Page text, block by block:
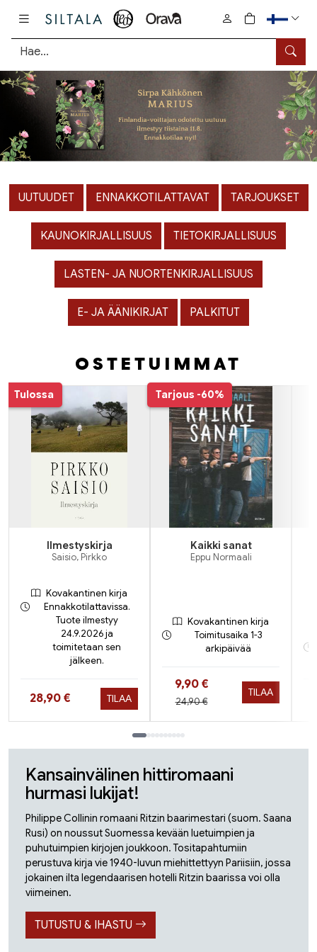
Hae
0
tuotetta
UUTUUDET ENNAKKOTILATTAVAT TARJOUKSET
KAUNOKIRJALLISUUS TIETOKIRJALLISUUS
LASTEN- JA NUORTENKIRJALLISUUS
E- JA ÄÄNIKIRJAT PALKITUT
OSTETUIMMAT
Tuoteluettelon alku
Tulossa
Ilmestyskirja
Saisio, Pirkko
Kovakantinen kirja
Ennakkotilattavissa.
Tuote ilmestyy
24.9.2026 ja
toimitetaan sen
jälkeen.
Hinta nyt
28,90 € TILAA
Tarjous -60%
Kaikki sanat
Eppu Normaali
Kovakantinen kirja
Toimitusaika 1-3
arkipäivää
Hinta nyt
9,90 €
Hinta aiemmin
24,90 €
TILAA
Kansainvälinen hittiromaani
hurmasi lukijat!
Philippe Collinin romaani Ritzin baarimestari (suom. Saana
Rusi) on noussut Suomessa kevään luetuimpien ja
puhutuimpien kirjojen joukkoon. Tositapahtumiin
perustuva kirja vie 1940-luvun miehittettyyn Pariisiin, jossa
jokainen ilta legendaarisen hotelli Ritzin baarissa voi olla
viimeinen.
TUTUSTU & IHASTU